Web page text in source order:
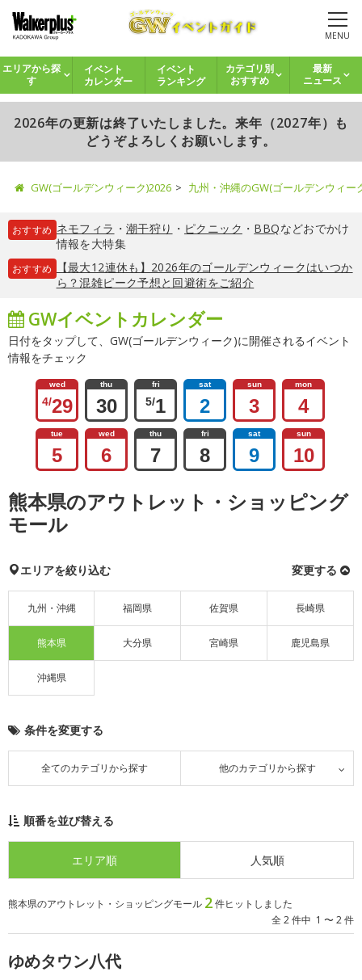
MENU
エリアから探
す
イベント
カレンダー
イベント
ランキング
カテゴリ別
おすすめ
最新
ニュース
2026年の更新は終了いたしました。来年（2027年）も
どうぞよろしくお願いします。
GW(ゴールデンウィーク)2026 九州・沖縄のGW(ゴールデンウィ
おすすめ ネモフィラ ・ 潮干狩り ・ ピクニック ・ BBQなどおでかけ
情報を大特集
おすすめ
【最大12連休も】2026年のゴールデンウィークはいつか
ら？混雑ピーク予想と回避術をご紹介
GWイベントカレンダー
日付をタップして、GW(ゴールデンウィーク)に開催されるイベント
情報をチェック
wed
4/29
thu
30
fri
5/1
sat
2
sun
3
mon
4
tue
5
wed
6
thu
7
fri
8
sat
9
sun
10
熊本県のアウトレット・ショッピング
モール
エリアを絞り込む 変更する
九州・沖縄 福岡県 佐賀県 長崎県
熊本県 大分県 宮崎県 鹿児島県
沖縄県
条件を変更する
全てのカテゴリから探す 他のカテゴリから探す
順番を並び替える
エリア順 人気順
熊本県のアウトレット・ショッピングモール 2件ヒットしました
全 2 件中 1 〜 2 件
ゆめタウン八代